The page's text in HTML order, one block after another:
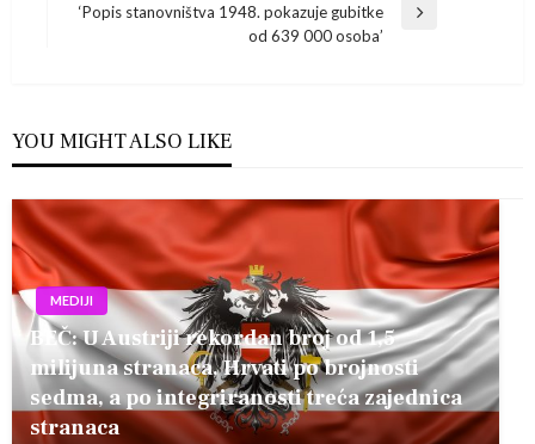
Next
‘Popis stanovništva 1948. pokazuje gubitke
od 639 000 osoba’
YOU MIGHT ALSO LIKE
MEDIJI
BEČ: U Austriji rekordan broj od 1,5
milijuna stranaca, Hrvati po brojnosti
sedma, a po integriranosti treća zajednica
stranaca